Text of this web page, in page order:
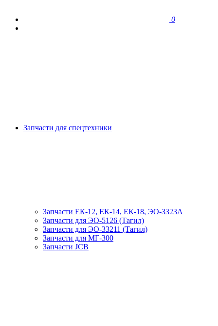
0
Запчасти для спецтехники
Запчасти ЕК-12, ЕК-14, ЕК-18, ЭО-3323А
Запчасти для ЭО-5126 (Тагил)
Запчасти для ЭО-33211 (Тагил)
Запчасти для МГ-300
Запчасти JCB